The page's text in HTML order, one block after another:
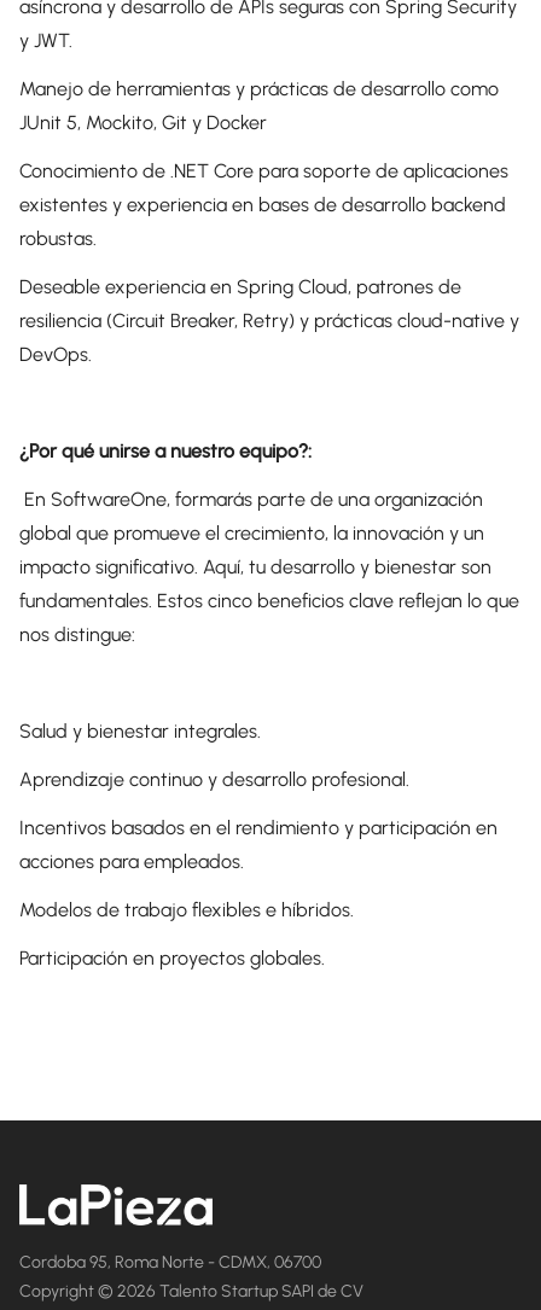
asíncrona y desarrollo de APIs seguras con Spring Security
y JWT.
Manejo de herramientas y prácticas de desarrollo como
JUnit 5, Mockito, Git y Docker
Conocimiento de .NET Core para soporte de aplicaciones
existentes y experiencia en bases de desarrollo backend
robustas.
Deseable experiencia en Spring Cloud, patrones de
resiliencia (Circuit Breaker, Retry) y prácticas cloud-native y
DevOps.
¿Por qué unirse a nuestro equipo?:
En SoftwareOne, formarás parte de una organización
global que promueve el crecimiento, la innovación y un
impacto significativo. Aquí, tu desarrollo y bienestar son
fundamentales. Estos cinco beneficios clave reflejan lo que
nos distingue:
Salud y bienestar integrales.
Aprendizaje continuo y desarrollo profesional.
Incentivos basados ​​en el rendimiento y participación en
acciones para empleados.
Modelos de trabajo flexibles e híbridos.
Participación en proyectos globales.
Cordoba 95, Roma Norte - CDMX, 06700
Copyright © 2026 Talento Startup SAPI de CV